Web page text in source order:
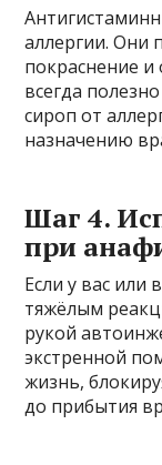
аллергии. Они
покраснение
всегда
сироп от
назначению
Шаг 4.
при
Если у вас или
тяжёлым
рукой
экстренной
жизнь,
до прибытия